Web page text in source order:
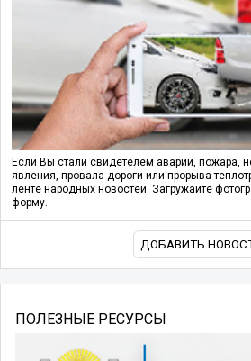
Если Вы стали свидетелем аварии, пожара,
явления, провала дороги или прорыва
ленте народных новостей. Загружайте
форму.
ДОБАВИТЬ
ПОЛЕЗНЫЕ РЕСУРСЫ